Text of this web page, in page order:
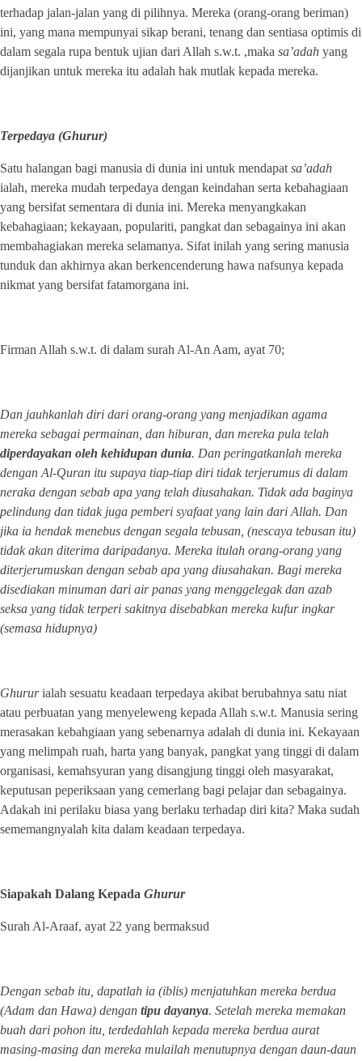
terhadap jalan-jalan yang di pilihnya. Mereka (orang-orang beriman)
ini, yang mana mempunyai sikap berani, tenang dan sentiasa optimis di
dalam segala rupa bentuk ujian dari Allah s.w.t. ,maka sa’adah yang
dijanjikan untuk mereka itu adalah hak mutlak kepada mereka.
Terpedaya (Ghurur)
Satu halangan bagi manusia di dunia ini untuk mendapat sa’adah
ialah, mereka mudah terpedaya dengan keindahan serta kebahagiaan
yang bersifat sementara di dunia ini. Mereka menyangkakan
kebahagiaan; kekayaan, populariti, pangkat dan sebagainya ini akan
membahagiakan mereka selamanya. Sifat inilah yang sering manusia
tunduk dan akhirnya akan berkencenderung hawa nafsunya kepada
nikmat yang bersifat fatamorgana ini.
Firman Allah s.w.t. di dalam surah Al-An Aam, ayat 70;
Dan jauhkanlah diri dari orang-orang yang menjadikan agama
mereka sebagai permainan, dan hiburan, dan mereka pula telah
diperdayakan oleh kehidupan dunia. Dan peringatkanlah mereka
dengan Al-Quran itu supaya tiap-tiap diri tidak terjerumus di dalam
neraka dengan sebab apa yang telah diusahakan. Tidak ada baginya
pelindung dan tidak juga pemberi syafaat yang lain dari Allah. Dan
jika ia hendak menebus dengan segala tebusan, (nescaya tebusan itu)
tidak akan diterima daripadanya. Mereka itulah orang-orang yang
diterjerumuskan dengan sebab apa yang diusahakan. Bagi mereka
disediakan minuman dari air panas yang menggelegak dan azab
seksa yang tidak terperi sakitnya disebabkan mereka kufur ingkar
(semasa hidupnya)
Ghururialah sesuatu keadaan terpedaya akibat berubahnya satu niat
atau perbuatan yang menyeleweng kepada Allah s.w.t. Manusia sering
merasakan kebahgiaan yang sebenarnya adalah di dunia ini. Kekayaan
yang melimpah ruah, harta yang banyak, pangkat yang tinggi di dalam
organisasi, kemahsyuran yang disangjung tinggi oleh masyarakat,
keputusan peperiksaan yang cemerlang bagi pelajar dan sebagainya.
Adakah ini perilaku biasa yang berlaku terhadap diri kita? Maka sudah
sememangnyalah kita dalam keadaan terpedaya.
Siapakah Dalang Kepada Ghurur
Surah Al-Araaf, ayat 22 yang bermaksud
Dengan sebab itu, dapatlah ia (iblis) menjatuhkan mereka berdua
(Adam dan Hawa) dengan tipu dayanya. Setelah mereka memakan
buah dari pohon itu, terdedahlah kepada mereka berdua aurat
masing-masing dan mereka mulailah menutupnya dengan daun-daun